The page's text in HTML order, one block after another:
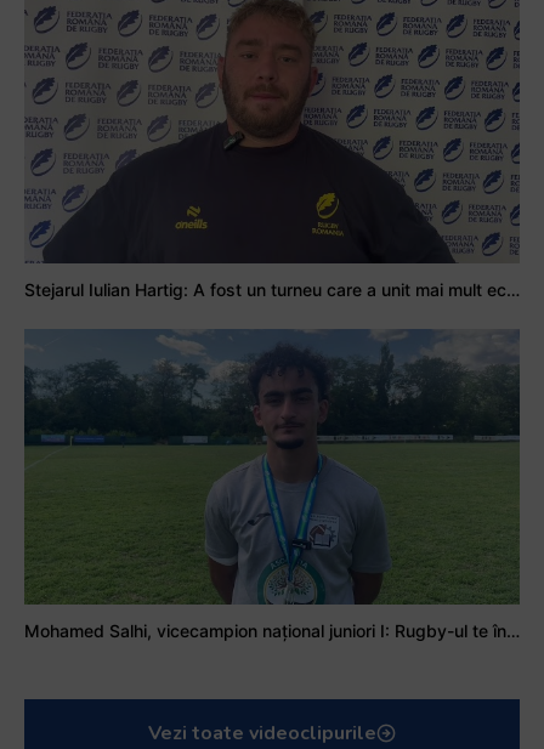
Stejarul Iulian Hartig: A fost un turneu care a unit mai mult echipa
Mohamed Salhi, vicecampion național juniori I: Rugby-ul te învață să accepți și înfrângerile
Vezi toate videoclipurile